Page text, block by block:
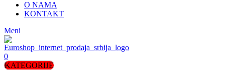
O NAMA
KONTAKT
Meni
0
KATEGORIJE